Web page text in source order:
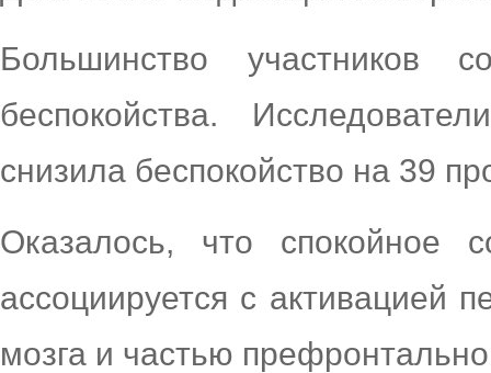
Большинство участников
беспокойства.
снизила беспокойство на 39
Оказалось, что спокойное
ассоциируется с активацией
мозга и частью